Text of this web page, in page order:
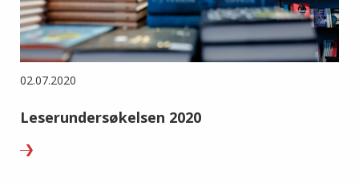
02.07.2020
Leserundersøkelsen 2020